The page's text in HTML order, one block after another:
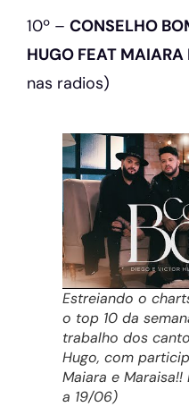
10º – CONSELHO
HUGO FEAT
nas radios)
Estreiando o
o top 10 da
trabalho dos
Hugo, com
Maiara e
a 19/06)